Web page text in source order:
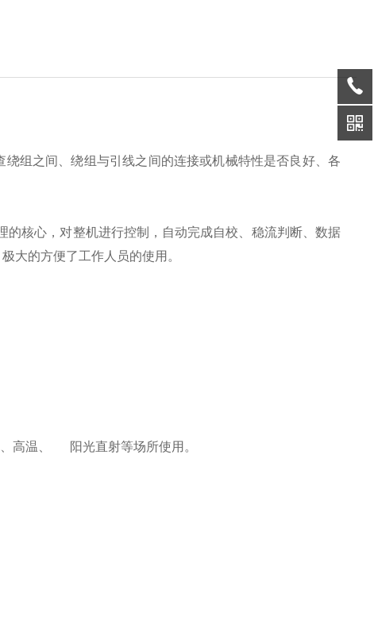
组之间、绕组与引线之间的连接或机械特性是否良好、各
核心，对整机进行控制，自动完成自校、稳流判断、数据
大的方便了工作人员的使用。
高温、 阳光直射等场所使用。